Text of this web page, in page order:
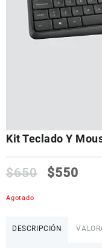
Kit Teclado Y
$650 $550
Agotado
DESCRIPCIÓN